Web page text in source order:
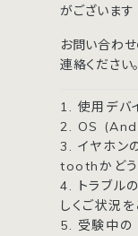
がございます
お問い合わ
連絡ください。
1. 使用デバ
2. OS
3. イヤホン
toothかど
4. トラブル
しくご状況
5. 受験中